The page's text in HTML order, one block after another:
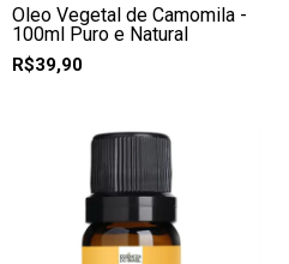
Óleo Vegetal de Camomila -
100ml Puro e Natural
R$39,90